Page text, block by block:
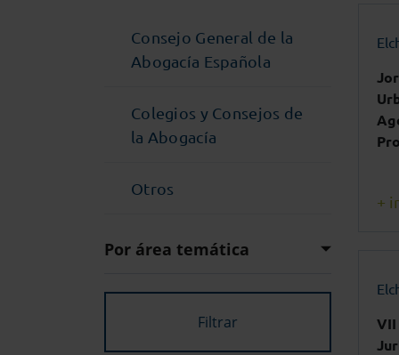
Consejo General de la
Abogacía Española
Colegios y Consejos de
la Abogacía
Otros
Por área temática
+
VII